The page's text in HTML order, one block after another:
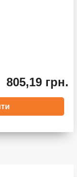
805,19 грн.